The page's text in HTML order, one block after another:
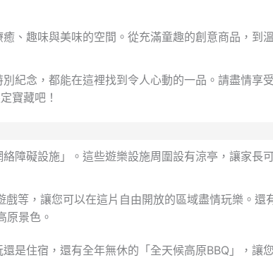
、趣味與美味的空間。從充滿童趣的創意商品，到
紀念，都能在這裡找到令人心動的一品。請盡情享
寶藏吧！
障礙設施」。這些遊樂設施周圍設有涼亭，讓家長
等，讓您可以在這片自由開放的區域盡情玩樂。還
原景色。
是住宿，還有全年無休的「全天候高原BBQ」，讓